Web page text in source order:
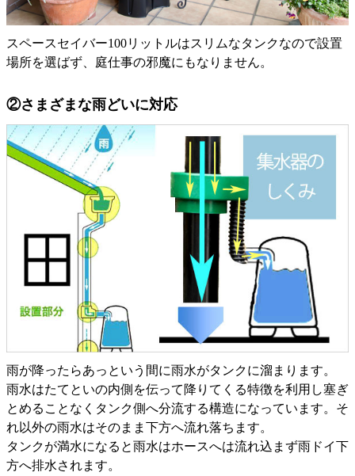
スペースセイバー100リットルはスリムなタンクなので設置
場所を選ばず、庭仕事の邪魔にもなりません。
②さまざまな雨どいに対応
雨が降ったらあっという間に雨水がタンクに溜まります。
雨水はたてといの内側を伝って降りてくる特徴を利用し塞ぎ
とめることなくタンク側へ分流する構造になっています。そ
れ以外の雨水はそのまま下方へ流れ落ちます。
タンクが満水になると雨水はホースへは流れ込まず雨ドイ下
方へ排水されます。